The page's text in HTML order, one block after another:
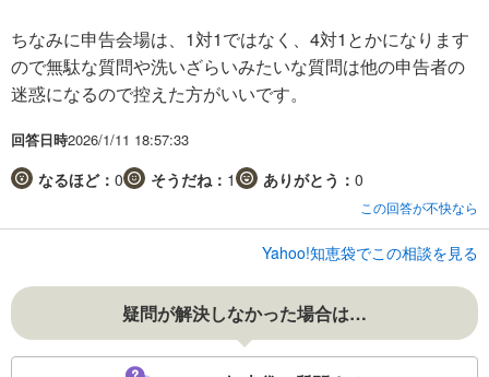
ちなみに申告会場は、1対1ではなく、4対1とかになります
ので無駄な質問や洗いざらいみたいな質問は他の申告者の
迷惑になるので控えた方がいいです。
回答日時2026/1/11 18:57:33
なるほど： 0 そうだね： 1 ありがとう： 0
この回答が不快なら
Yahoo!知恵袋でこの相談を見る
疑問が解決しなかった場合は…